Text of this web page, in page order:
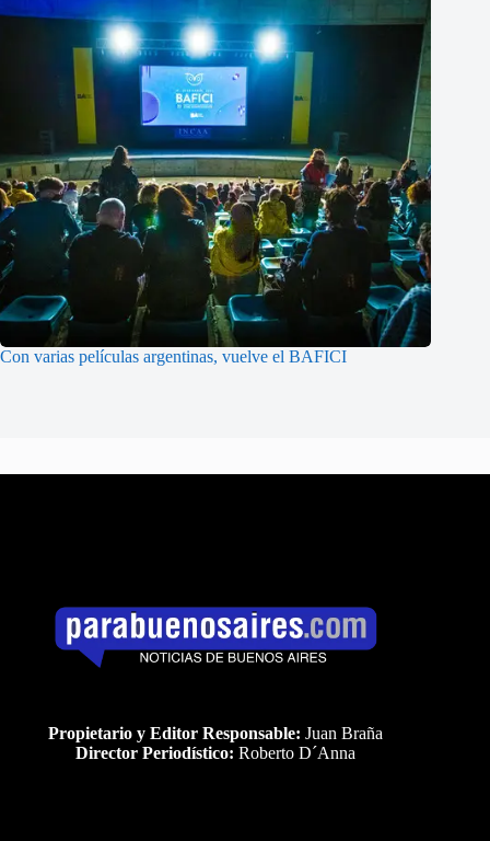
Con varias películas argentinas, vuelve el BAFICI
Propietario y Editor Responsable: Juan Braña
Director Periodístico: Roberto D´Anna